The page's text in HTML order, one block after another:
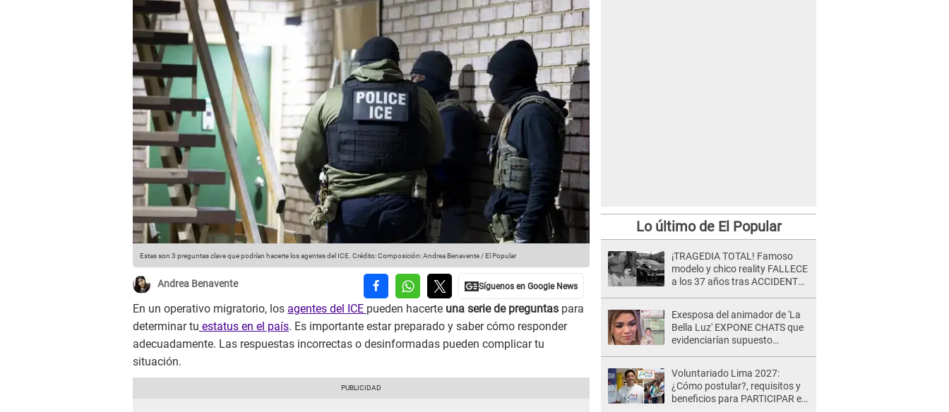
Estas son 3 preguntas clave que podrían hacerte los agentes del ICE. Crédito: Composición: Andrea Benavente / El Popular
Andrea Benavente
En un operativo migratorio, los agentes del ICE pueden hacerte una serie de preguntas para
determinar tu estatus en el país. Es importante estar preparado y saber cómo responder
adecuadamente. Las respuestas incorrectas o desinformadas pueden complicar tu
situación.
Lo último de El Popular
¡TRAGEDIA TOTAL! Famoso
modelo y chico reality FALLECE
a los 37 años tras ACCIDENTE
Exesposa del animador de 'La
Bella Luz' EXPONE CHATS que
evidenciarían supuesto
Voluntariado Lima 2027:
¿Cómo postular?, requisitos y
beneficios para PARTICIPAR en